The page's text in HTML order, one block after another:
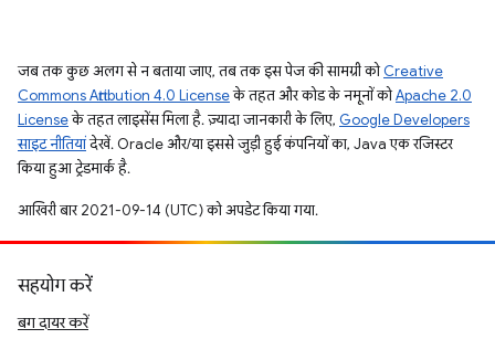
जब तक कुछ अलग से न बताया जाए, तब तक इस पेज की सामग्री कोCreative
Commons Attribution 4.0 Licenseके तहत और कोड के नमूनों कोApache 2.0
Licenseके तहत लाइसेंस मिला है. ज़्यादा जानकारी के लिए, Google Developers
साइट नीतियांदेखें. Oracle और/या इससे जुड़ी हुई कंपनियों का, Java एक रजिस्टर
किया हुआ ट्रेडमार्क है.
आखिरी बार 2021-09-14 (UTC) को अपडेट किया गया.
सहयोग करें
बग दायर करें